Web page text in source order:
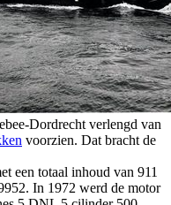
Dordrecht verlengd van
voorzien. Dat bracht de
een totaal inhoud van 911
In 1972 werd de motor